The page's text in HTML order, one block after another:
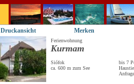
Druckansicht Merken
Ferienwohnung
Kurmam
Siófok
ca. 600 m zum See
bis 7